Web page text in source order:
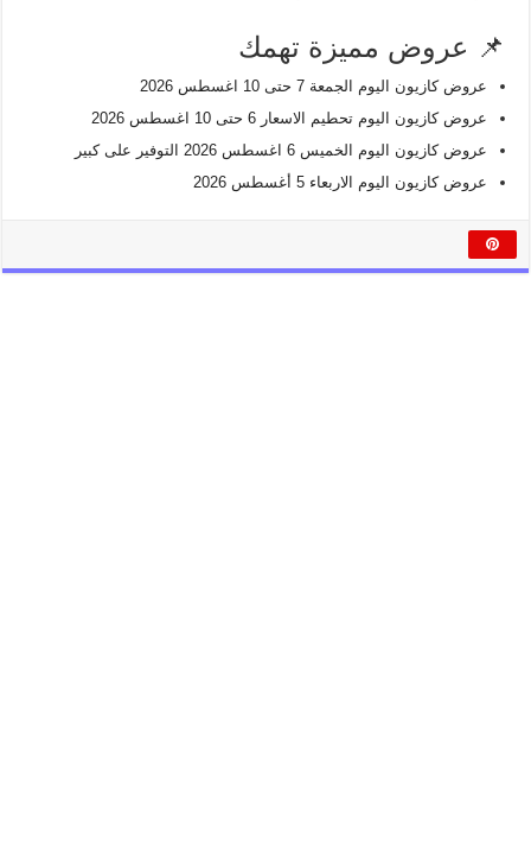
📌 عروض مميزة تهمك
عروض كازيون اليوم الجمعة 7 حتى 10 اغسطس 2026
عروض كازيون اليوم تحطيم الاسعار 6 حتى 10 اغسطس 2026
عروض كازيون اليوم الخميس 6 اغسطس 2026 التوفير على كبير
عروض كازيون اليوم الاربعاء 5 أغسطس 2026